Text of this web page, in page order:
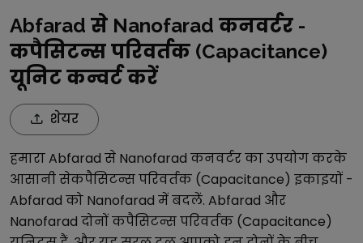
Abfarad से Nanofarad कनवर्टर -
कपैसिटन्स परिवर्तक (Capacitance)
यूनिट कन्वर्ट करें
शेयर
हमाराAbfarad से Nanofarad कनवर्टर का उपयोग करके
आसानी सेकपैसिटन्स परिवर्तक (Capacitance) इकाइयों -
Abfarad को Nanofarad में बदलें. Abfarad और
Nanofarad दोनोंकपैसिटन्स परिवर्तक (Capacitance)